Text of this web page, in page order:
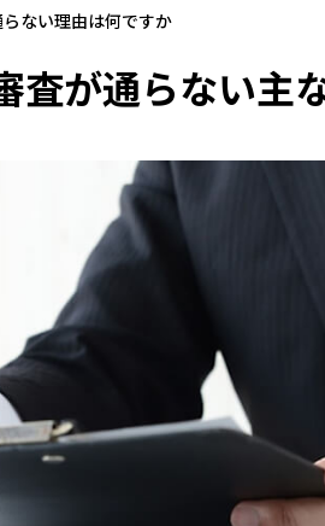
ない理由は何ですか
査が通らない主